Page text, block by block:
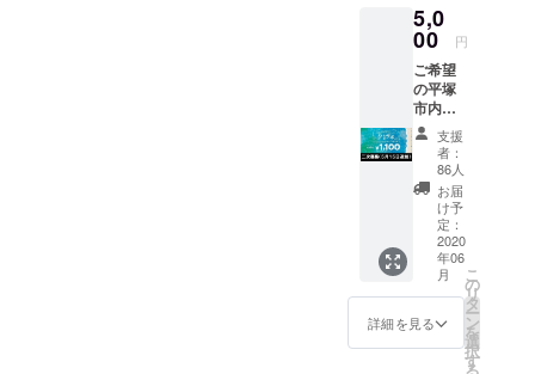
日）・
引き渡
し方法
（店頭
or郵
送）を
必ずご
記入く
ださ
い。店
頭引き
渡しは
６月１
３日～
２０日
になり
ます。
5,0
00 円
ご希望
の平塚
市内飲
食店の
食事券
５５０
０円分
＜二次
募集５
月１５
日追加
考欄に
支援す
る参加
店名
支援
者：
86人
お届
け予
定：
2020
年06
月
詳細を見る
こ
の
リ
タ
ー
ン
を
選
択
す